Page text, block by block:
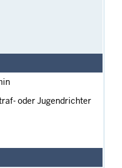
oder Jugendrichter